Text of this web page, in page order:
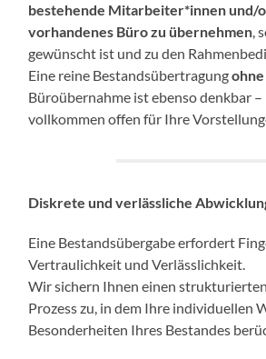
bestehende Mitarbeiter*innen und/
vorhandenes Büro zu übernehmen,
gewünscht ist und zu den
Eine reine Bestandsübertragungohne
Büroübernahme ist ebenso denkbar
vollkommen offen für Ihre
Diskrete und verlässliche
Eine Bestandsübergabe erfordert
Vertraulichkeit und Verlässlichkeit.
Wir sichern Ihnen einen
Prozess zu, in dem Ihre individuellen
Besonderheiten Ihres Bestandes